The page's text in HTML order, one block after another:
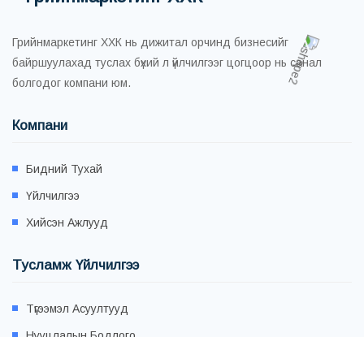
Грийнмаркетинг ХХК нь дижитал орчинд бизнесийг
байршуулахад туслах бүхий л үйлчилгээг цогцоор нь санал
болгодог компани юм.
Компани
Бидний Тухай
Үйлчилгээ
Хийсэн Ажлууд
Тусламж Үйлчилгээ
Түгээмэл Асуултууд